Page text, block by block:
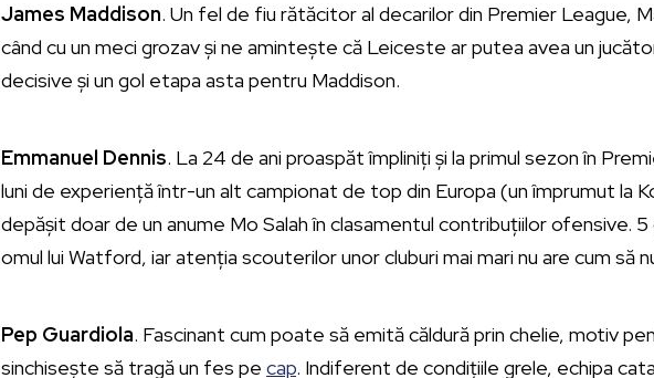
James Maddison. Un fel de fiu rătăcitor al decarilor din Premier League,
când cu un meci grozav și ne amintește că Leiceste ar putea avea un
decisive și un gol etapa asta pentru Maddison.
Emmanuel Dennis. La 24 de ani proaspăt împliniți și la primul sezon în
luni de experiență într-un alt campionat de top din Europa (un împrumut la
depășit doar de un anume Mo Salah în clasamentul contribuțiilor ofensive.
omul lui Watford, iar atenția scouterilor unor cluburi mai mari nu are cum să
Pep Guardiola. Fascinant cum poate să emită căldură prin chelie, motiv
sinchisește să tragă un fes pe cap. Indiferent de condițiile grele, echipa